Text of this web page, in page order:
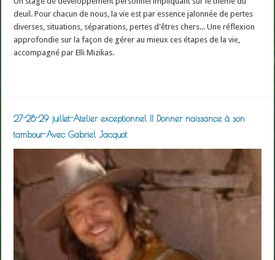
deuil. Pour chacun de nous, la vie est par essence jalonnée de pertes
diverses, situations, séparations, pertes d'êtres chers... Une réflexion
approfondie sur la façon de gérer au mieux ces étapes de la vie,
accompagné par Elli Mizikas.
27-28-29 juillet-Atelier exceptionnel !! Donner naissance à son
tambour-Avec Gabriel Jacquot